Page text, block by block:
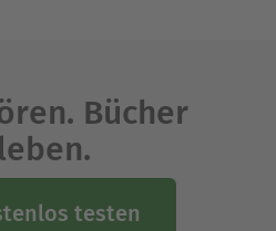
Bücher
testen